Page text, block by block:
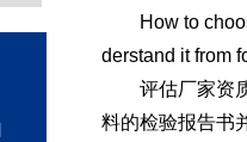
How to choose
derstand it from
评估厂家资质
料的检验报告书